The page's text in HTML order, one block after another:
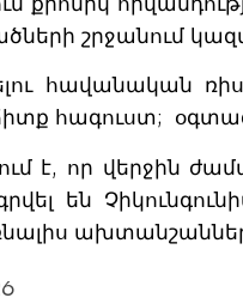
շրջանում
հավանական
հագուստ;
է, որ վերջին
են